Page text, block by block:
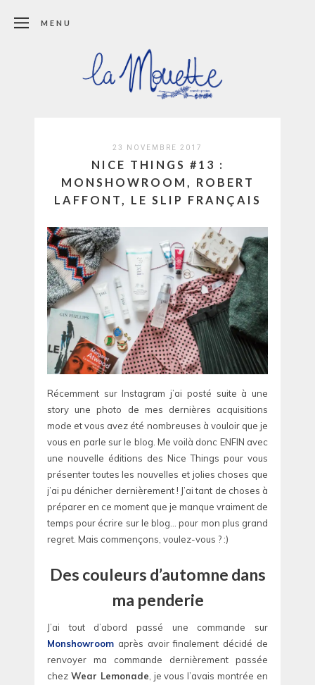
MENU
23 NOVEMBRE 2017
NICE THINGS #13 :
MONSHOWROOM, ROBERT
LAFFONT, LE SLIP FRANÇAIS
Récemment sur Instagram j’ai posté suite à une
story une photo de mes dernières acquisitions
mode et vous avez été nombreuses à vouloir que je
vous en parle sur le blog. Me voilà donc ENFIN avec
une nouvelle éditions des Nice Things pour vous
présenter toutes les nouvelles et jolies choses que
j’ai pu dénicher dernièrement ! J’ai tant de choses à
préparer en ce moment que je manque vraiment de
temps pour écrire sur le blog… pour mon plus grand
regret. Mais commençons, voulez-vous ? :)
Des couleurs d’automne dans
ma penderie
J’ai tout d’abord passé une commande sur
Monshowroom après avoir finalement décidé de
renvoyer ma commande dernièrement passée
chez Wear Lemonade , je vous l’avais montrée en